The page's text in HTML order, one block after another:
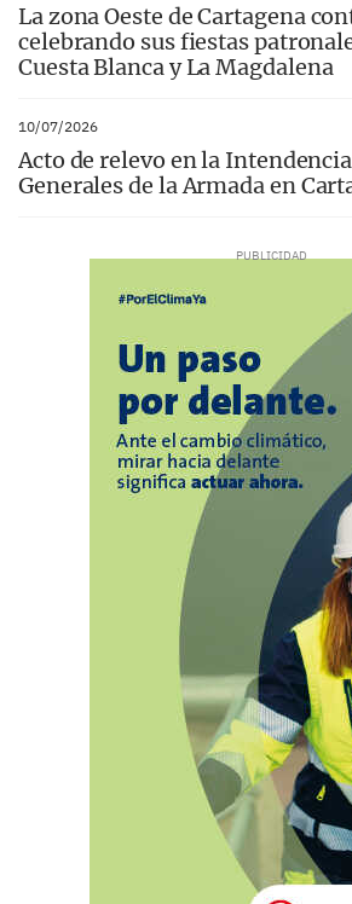
La zona Oeste de Cartagena
celebrando sus fiestas
Cuesta Blanca y La Magdalena
10/07/2026
Acto de relevo en la
Generales de la Armada en